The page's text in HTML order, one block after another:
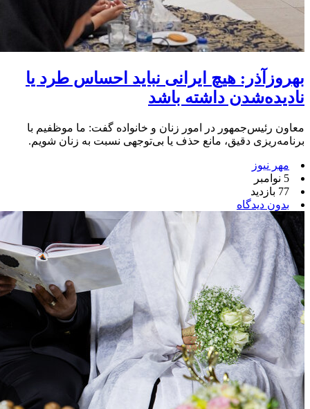
بهروزآذر: هیچ ایرانی نباید احساس طرد یا
نادیده‌شدن داشته باشد
معاون رئیس‌جمهور در امور زنان و خانواده گفت: ما موظفیم با
برنامه‌ریزی دقیق، مانع حذف یا بی‌توجهی نسبت به زنان شویم.
مهر نیوز
5 نوامبر
77 بازدید
بدون دیدگاه